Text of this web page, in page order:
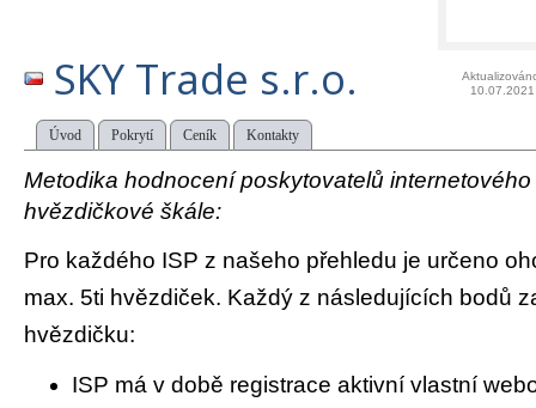
SKY Trade s.r.o.
10.07.2021
Úvod Pokrytí Ceník Kontakty
Metodika hodnocení poskytovatelů
hvězdičkové škále:
Pro každého ISP z našeho přehledu je určeno
max. 5ti hvězdiček. Každý z následujících bodů
hvězdičku:
ISP má v době registrace aktivní vlastní